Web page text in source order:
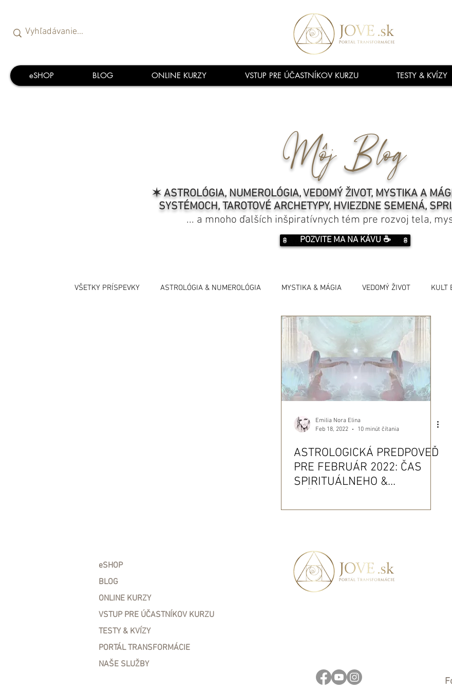
eSHOP BLOG ONLINE KURZY VSTUP PRE ÚČASTNÍKOV KURZU TESTY & KVÍZY
Môj Blog
✶ ASTROLÓGIA, NUMEROLÓGIA, VEDOMÝ ŽIVOT, MYSTIKA A
SYSTÉMOCH, TAROTOVÉ ARCHETYPY, HVIEZDNE SEMENÁ,
... a mnoho ďalších inšpiratívnych tém pre rozvoj tela,
POZVITE MA NA KÁVU ☕️
VŠETKY PRÍSPEVKY ASTROLÓGIA & NUMEROLÓGIA MYSTIKA & MÁGIA VEDOMÝ ŽIVOT KULT
Emilia Nora Elina
Feb 18, 2022
10 minút čítania
ASTROLOGICKÁ PREDPOVEĎ
PRE FEBRUÁR 2022: ČAS
SPIRITUÁLNEHO &
eSHOP
BLOG
ONLINE KURZY
VSTUP PRE ÚČASTNÍKOV KURZU
TESTY & KVÍZY
PORTÁL TRANSFORMÁCIE
NAŠE SLUŽBY